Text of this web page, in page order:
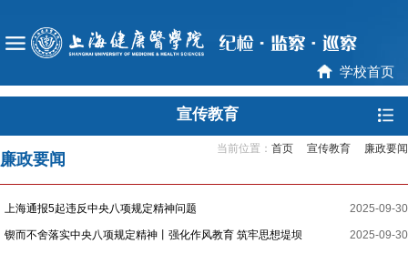
学校首页
宣传教育
廉政要闻
当前位置： 首页 宣传教育 廉政要闻
上海通报5起违反中央八项规定精神问题 2025-09-30
锲而不舍落实中央八项规定精神丨强化作风教育 筑牢思想堤坝 2025-09-30